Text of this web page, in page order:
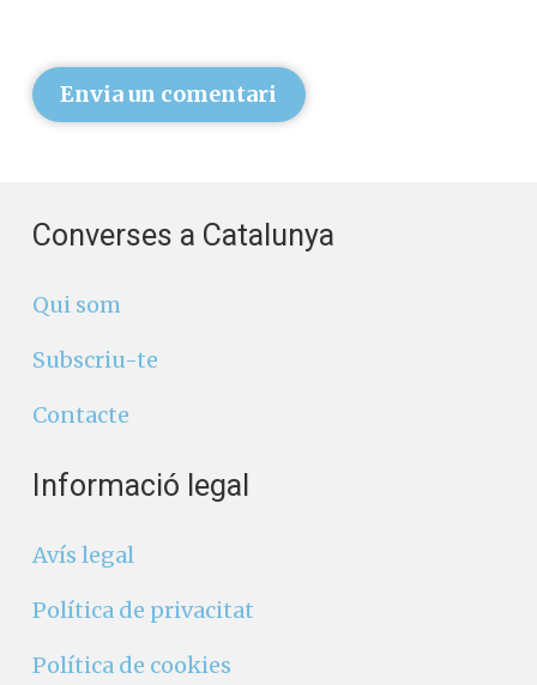
Envia un comentari
Converses a Catalunya
Qui som
Subscriu-te
Contacte
Informació legal
Avís legal
Política de privacitat
Política de cookies